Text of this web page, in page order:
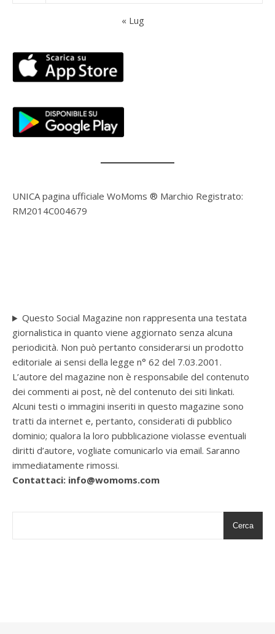
« Lug
UNICA pagina ufficiale WoMoms ® Marchio Registrato:
RM2014C004679
Questo Social Magazine non rappresenta una testata
giornalistica in quanto viene aggiornato senza alcuna
periodicità. Non può pertanto considerarsi un prodotto
editoriale ai sensi della legge n° 62 del 7.03.2001.
L’autore del magazine non è responsabile del contenuto
dei commenti ai post, nè del contenuto dei siti linkati.
Alcuni testi o immagini inseriti in questo magazine sono
tratti da internet e, pertanto, considerati di pubblico
dominio; qualora la loro pubblicazione violasse eventuali
diritti d’autore, vogliate comunicarlo via email. Saranno
immediatamente rimossi.
Contattaci: info@womoms.com
Cerca